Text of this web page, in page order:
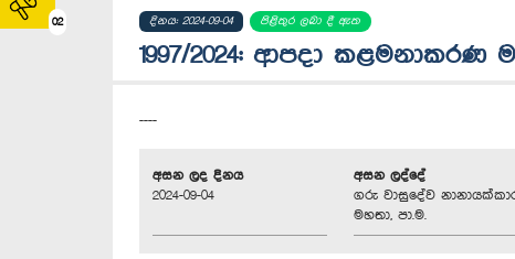
02 දිනය: 2024-09-04 පිළිතුර ලබා දී ඇත
1997/2024: ආපදා කළමනාකරණ
----
අසන ලද දිනය
2024-09-04
අසන ලද්දේ
ගරු වාසුදේව
මහතා, පා.ම.